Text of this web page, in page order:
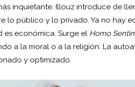
inquietante. Illouz introduce de
lo público y lo privado. Ya no hay
es económica. Surge el Homo
a la moral o a la religión. La
y optimizado.